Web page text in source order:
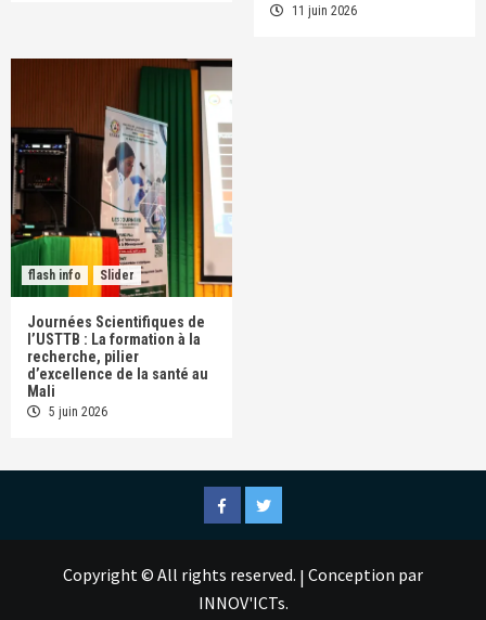
11 juin 2026
flash info Slider
Journées Scientifiques de
l’USTTB : La formation à la
recherche, pilier
d’excellence de la santé au
Mali
5 juin 2026
FacebookTwitter
Copyright © All rights reserved. | Conception par
INNOV'ICTs.